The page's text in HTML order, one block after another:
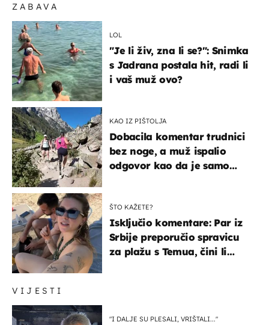
VIJESTI
"I DALJE SU PLESALI, VRIŠTALI..."
ZABAVA
LOL
"Je li živ, zna li se?": Snimka
s Jadrana postala hit, radi li
i vaš muž ovo?
KAO IZ PIŠTOLJA
Dobacila komentar trudnici
bez noge, a muž ispalio
odgovor kao da je samo
ŠTO KAŽETE?
Isključio komentare: Par iz
Srbije preporučio spravicu
za plažu s Temua, čini li